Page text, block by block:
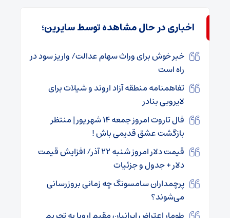
اخباری در حال مشاهده توسط سایرین؛
خبر خوش برای وراث سهام عدالت/ واریز سود در
راه است
تفاهمنامه منطقه آزاد اروند و شیلات برای
لایروبی بنادر
فال تاروت امروز جمعه ۱۴ شهریور | منتظر
بازگشت عشق قدیمی باش !
قیمت دلار امروز شنبه ۲۲ آذر/ افزایش قیمت
دلار + جدول و جزئیات
پرچمداران سامسونگ چه زمانی بروزرسانی
می‌شوند؟